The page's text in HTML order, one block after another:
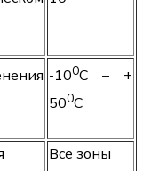
-100С – +
500С
Все зоны